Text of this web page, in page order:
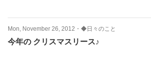
Mon, November 26, 2012 ・ ◆日々のこと
今年の クリスマスリース♪